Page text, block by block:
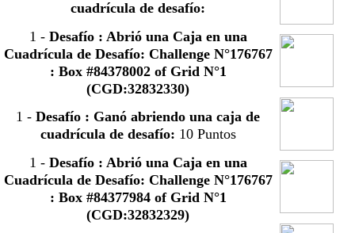
cuadrícula de desafío:
1 - Desafío : Abrió una Caja en una
Cuadrícula de Desafío: Challenge N°176767
: Box #84378002 of Grid N°1
(CGD:32832330)
1 -Desafío : Ganó abriendo una caja de
cuadrícula de desafío: 10 Puntos
1 - Desafío : Abrió una Caja en una
Cuadrícula de Desafío: Challenge N°176767
: Box #84377984 of Grid N°1
(CGD:32832329)